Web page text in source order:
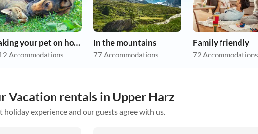
Taking your pet on holiday
Accommodations
In the mountains
77 Accommodations
Family friendly
72 Accommodations
Vacation rentals in Upper Harz
experience and our guests agree with us.